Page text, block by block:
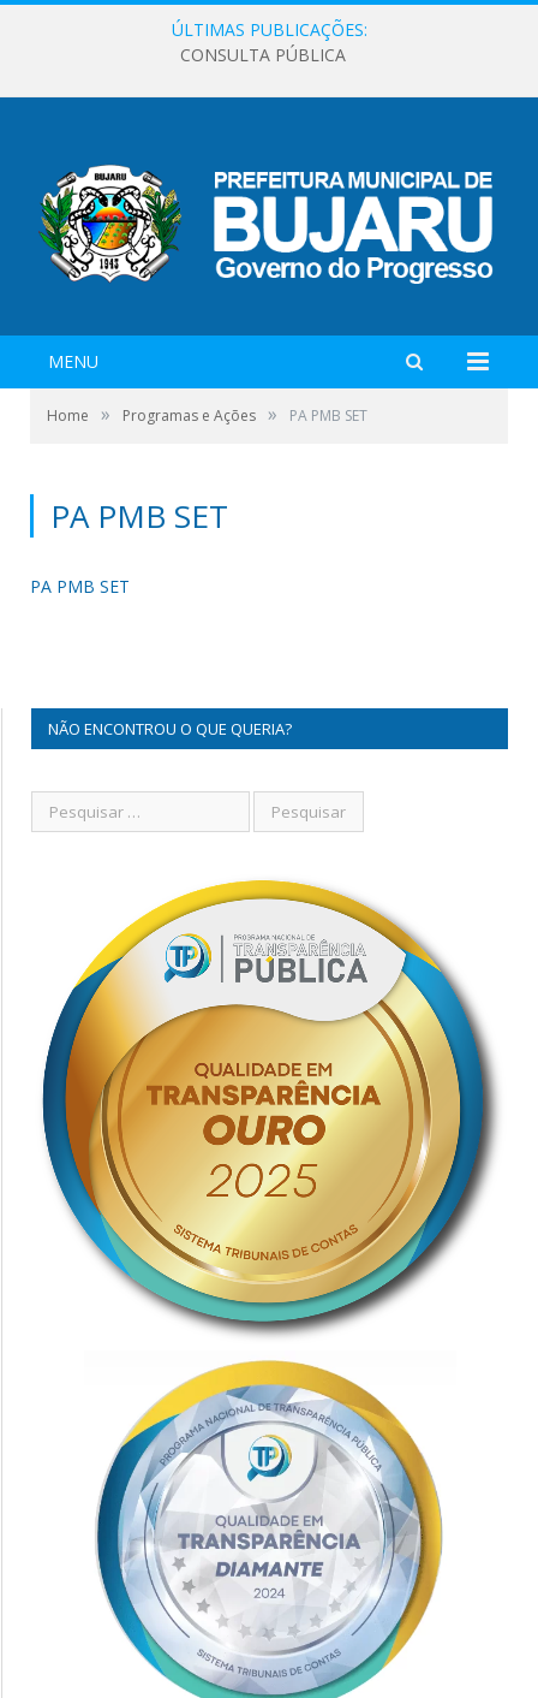
ÚLTIMAS PUBLICAÇÕES:
CONSULTA PÚBLICA
MENU
Home » Programas e Ações » PA PMB SET
PA PMB SET
PA PMB SET
NÃO ENCONTROU O QUE QUERIA?